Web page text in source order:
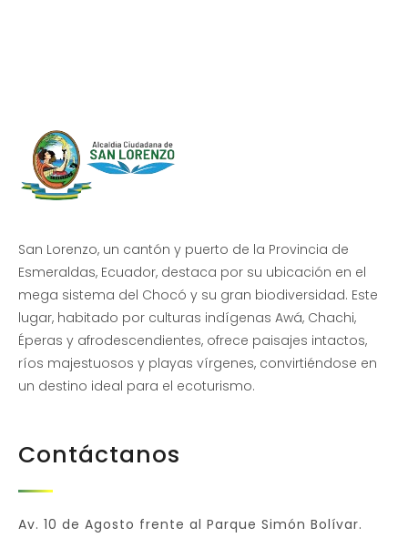
San Lorenzo, un cantón y puerto de la Provincia de
Esmeraldas, Ecuador, destaca por su ubicación en el
mega sistema del Chocó y su gran biodiversidad. Este
lugar, habitado por culturas indígenas Awá, Chachi,
Éperas y afrodescendientes, ofrece paisajes intactos,
ríos majestuosos y playas vírgenes, convirtiéndose en
un destino ideal para el ecoturismo.
Contáctanos
Av. 10 de Agosto frente al Parque Simón Bolívar.